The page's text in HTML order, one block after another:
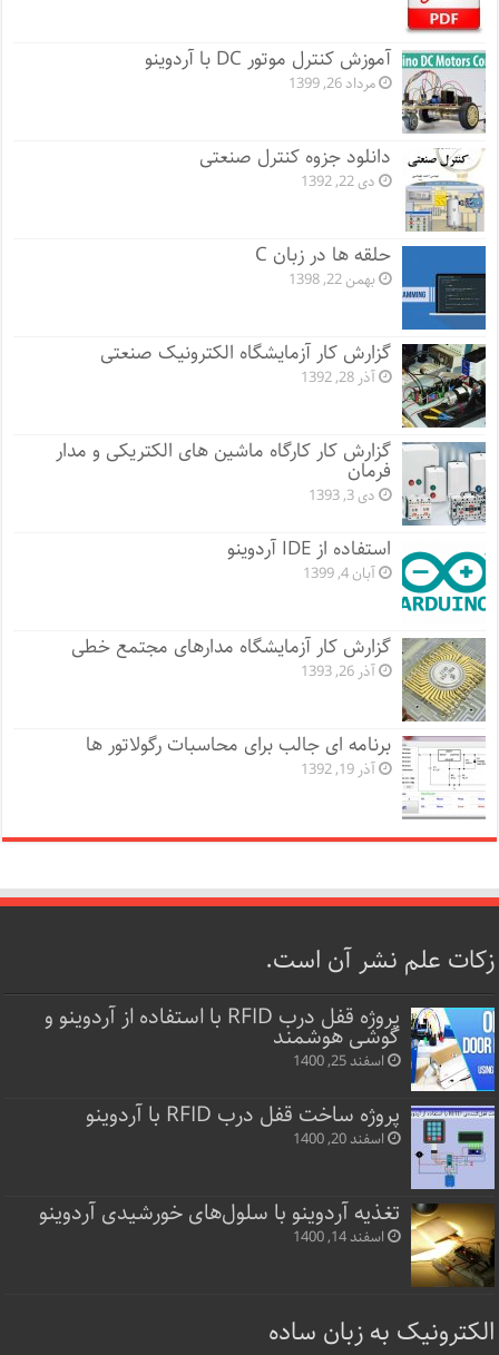
آموزش کنترل موتور DC با آردوینو
مرداد 26, 1399
دانلود جزوه کنترل صنعتی
دی 22, 1392
حلقه ها در زبان C
بهمن 22, 1398
گزارش کار آزمایشگاه الکترونیک صنعتی
آذر 28, 1392
گزارش کار کارگاه ماشین های الکتریکی و مدار
فرمان
دی 3, 1393
استفاده از IDE آردوینو
آبان 4, 1399
گزارش کار آزمایشگاه مدارهای مجتمع خطی
آذر 26, 1393
برنامه ای جالب برای محاسبات رگولاتور ها
آذر 19, 1392
زکات علم نشر آن است.
پروژه قفل‌ درب RFID با استفاده از آردوینو و
گوشی هوشمند
اسفند 25, 1400
پروژه ساخت قفل‌ درب RFID با آردوینو
اسفند 20, 1400
تغذیه آردوینو با سلول‌های خورشیدی آردوینو
اسفند 14, 1400
الکترونیک به زبان ساده